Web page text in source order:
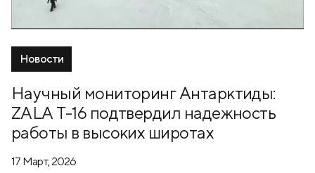
Новости
Научный мониторинг Антарктиды:
ZALA Т-16 подтвердил надежность
работы в высоких широтах
17 Март, 2026